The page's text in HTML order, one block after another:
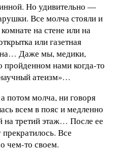
Но удивительно —
Все молча стояли и
на стене или на
или газетная
Даже мы, медики,
нами когда-то
атеизм»…
потом молча, ни говоря
всем в пояс и медленно
на третий этаж… После ее
прекратилось. Все
чем-то своем.